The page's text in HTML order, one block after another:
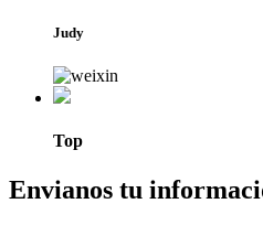
Judy
Top
Envianos tu